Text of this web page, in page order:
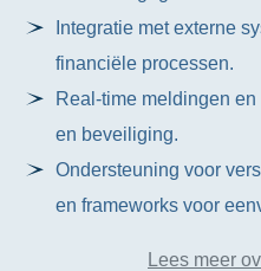
Integratie met externe
financiële processen.
Real-time meldingen
en beveiliging.
Ondersteuning voor
en frameworks voor
Lees meer